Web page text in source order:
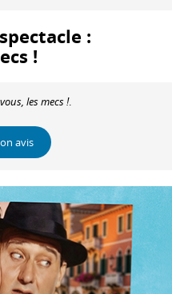
:
!
les mecs !.
avis